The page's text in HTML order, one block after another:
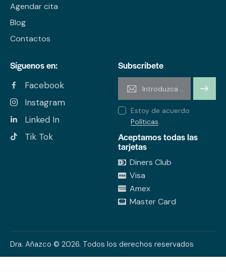
Agendar cita
Blog
Contactos
Síguenos en:
Facebook
Instagram
Linked In
Tik Tok
Subscríbete
SUSCRI
Estoy de acuerdo
Políticas.
Aceptamos todas las
tarjetas
Diners Club
Visa
Amex
Master Card
Dra. Añazco © 2026. Todos los derechos reservados